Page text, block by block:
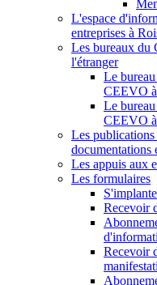
L'espace
entreprises à
Les bureaux du
l'étranger
Le
CEEVO
Le
CEEVO
Les publications
documentations
Les appuis aux
Les formulaires
Recevoir
Recevoir